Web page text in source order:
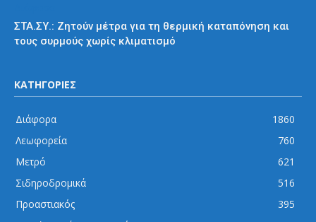
ΣΤΑ.ΣΥ.: Ζητούν μέτρα για τη θερμική καταπόνηση και
τους συρμούς χωρίς κλιματισμό
ΚΑΤΗΓΟΡΙΕΣ
Διάφορα
1860
Λεωφορεία
760
Μετρό
621
Σιδηροδρομικά
516
Προαστιακός
395